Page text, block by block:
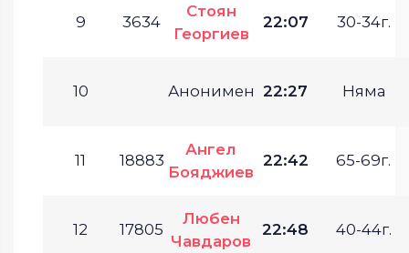
9 3634
Стоян
Георгиев
22:07 30-34г.
10 Анонимен 22:27 Няма
11 18883
Ангел
Бояджиев
22:42 65-69г.
12 17805
Любен
Чавдаров
22:48 40-44г.